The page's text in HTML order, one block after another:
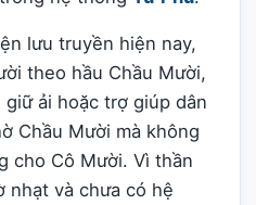
lưu truyền hiện nay,
theo hầu Chầu Mười,
ải hoặc trợ giúp dân
Chầu Mười mà không
cho Cô Mười. Vì thần
nhạt và chưa có hệ